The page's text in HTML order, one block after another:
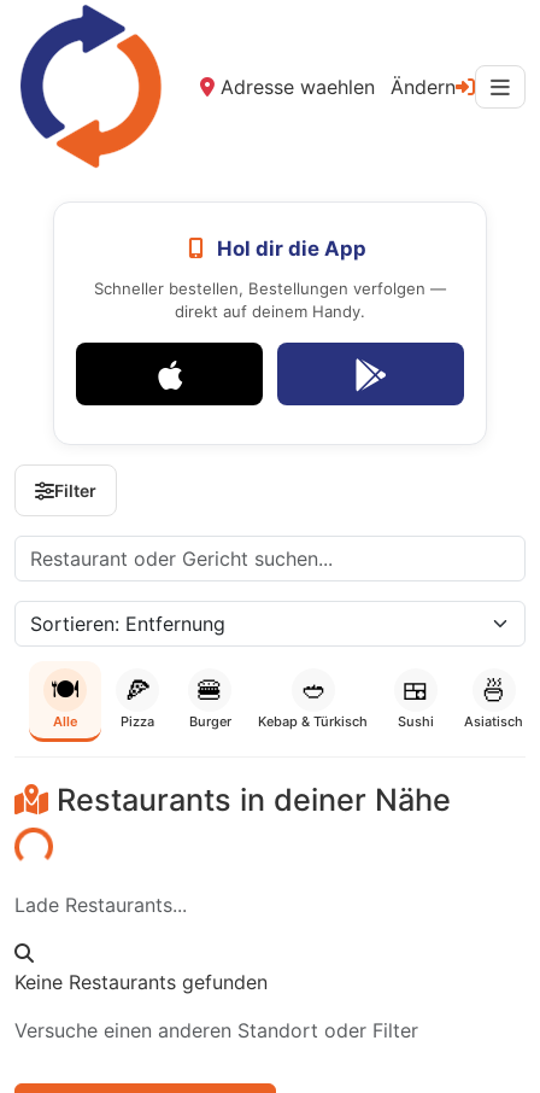
Adresse waehlen Ändern
Hol dir die App
Schneller bestellen, Bestellungen verfolgen —
direkt auf deinem Handy.
Filter
🍽️
Alle
🍕
Pizza
🍔
Burger
🥙
Kebap & Türkisch
🍱
Sushi
🍜
Asiatisch
Restaurants in deiner Nähe
Lade Restaurants...
Keine Restaurants gefunden
Versuche einen anderen Standort oder Filter